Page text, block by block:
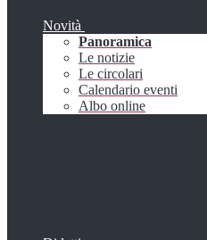
Novità
Panoramica
Le notizie
Le circolari
Calendario eventi
Albo online